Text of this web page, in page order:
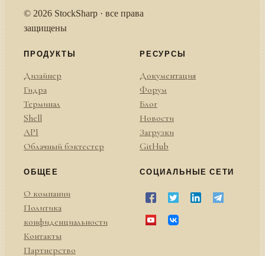
© 2026 StockSharp · все права
защищены
ПРОДУКТЫ
Дизайнер
Гидра
Терминал
Shell
API
Облачный бэктестер
РЕСУРСЫ
Документация
Форум
Блог
Новости
Загрузки
GitHub
ОБЩЕЕ
О компании
Политика
конфиденциальности
Контакты
Партнерство
СОЦИАЛЬНЫЕ СЕТИ